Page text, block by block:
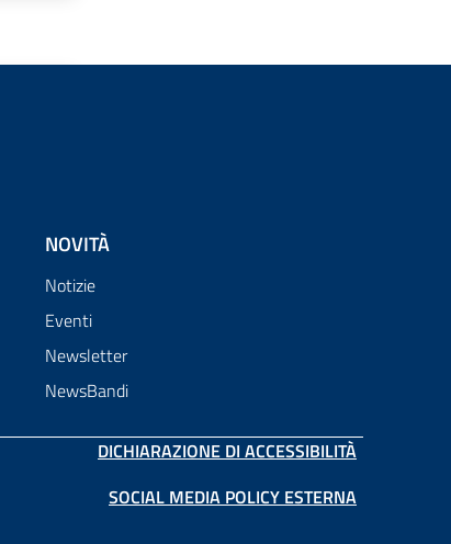
NOVITÀ
Notizie
Eventi
Newsletter
NewsBandi
DICHIARAZIONE DI ACCESSIBILITÀ
SOCIAL MEDIA POLICY ESTERNA